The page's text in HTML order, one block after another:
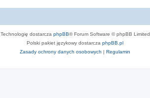
Technologię dostarcza phpBB® Forum Software © phpBB Limited
Polski pakiet językowy dostarcza phpBB.pl
Zasady ochrony danych osobowych | Regulamin